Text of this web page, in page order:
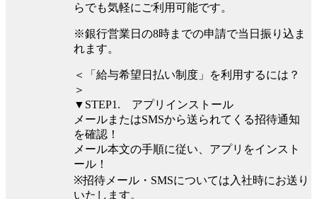
らでも気軽にご利用可能です。
※銀行営業日の8時までの申請で当日振り込ま
れます。
＜「給与希望日払い制度」を利用するには？
＞
▼STEP1. アプリインストール
メールまたはSMSから送られてくる招待通知
を確認！
メール本文の手順に従い、アプリをインスト
ール！
※招待メール・SMSについては入社時にお送り
いたします。